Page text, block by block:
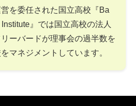
を委任された国立高校『Ba
』では国立高校の法人
ーバードが理事会の過半数を
マネジメントしています。